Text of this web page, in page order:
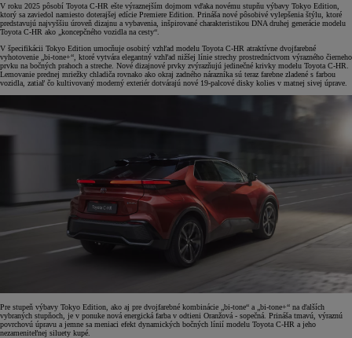
V roku 2025 pôsobí Toyota C-HR ešte výraznejším dojmom vďaka novému stupňu výbavy Tokyo Edition,
ktorý sa zaviedol namiesto doterajšej edície Premiere Edition. Prináša nové pôsobivé vylepšenia štýlu, ktoré
predstavujú najvyššiu úroveň dizajnu a vybavenia, inšpirované charakteristikou DNA druhej generácie modelu
Toyota C-HR ako „koncepčného vozidla na cesty“.
V špecifikácii Tokyo Edition umocňuje osobitý vzhľad modelu Toyota C-HR atraktívne dvojfarebné
vyhotovenie „bi-tone+“, ktoré vytvára elegantný vzhľad nižšej línie strechy prostredníctvom výrazného čierneho
prvku na bočných prahoch a streche. Nové dizajnové prvky zvýrazňujú jedinečné krivky modelu Toyota C-HR.
Lemovanie prednej mriežky chladiča rovnako ako okraj zadného nárazníka sú teraz farebne zladené s farbou
vozidla, zatiaľ čo kultivovaný moderný exteriér dotvárajú nové 19-palcové disky kolies v matnej sivej úprave.
Pre stupeň výbavy Tokyo Edition, ako aj pre dvojfarebné kombinácie „bi-tone“ a „bi-tone+“ na ďalších
vybraných stupňoch, je v ponuke nová energická farba v odtieni Oranžová - sopečná. Prináša tmavú, výraznú
povrchovú úpravu a jemne sa meniaci efekt dynamických bočných línií modelu Toyota C-HR a jeho
nezameniteľnej siluety kupé.